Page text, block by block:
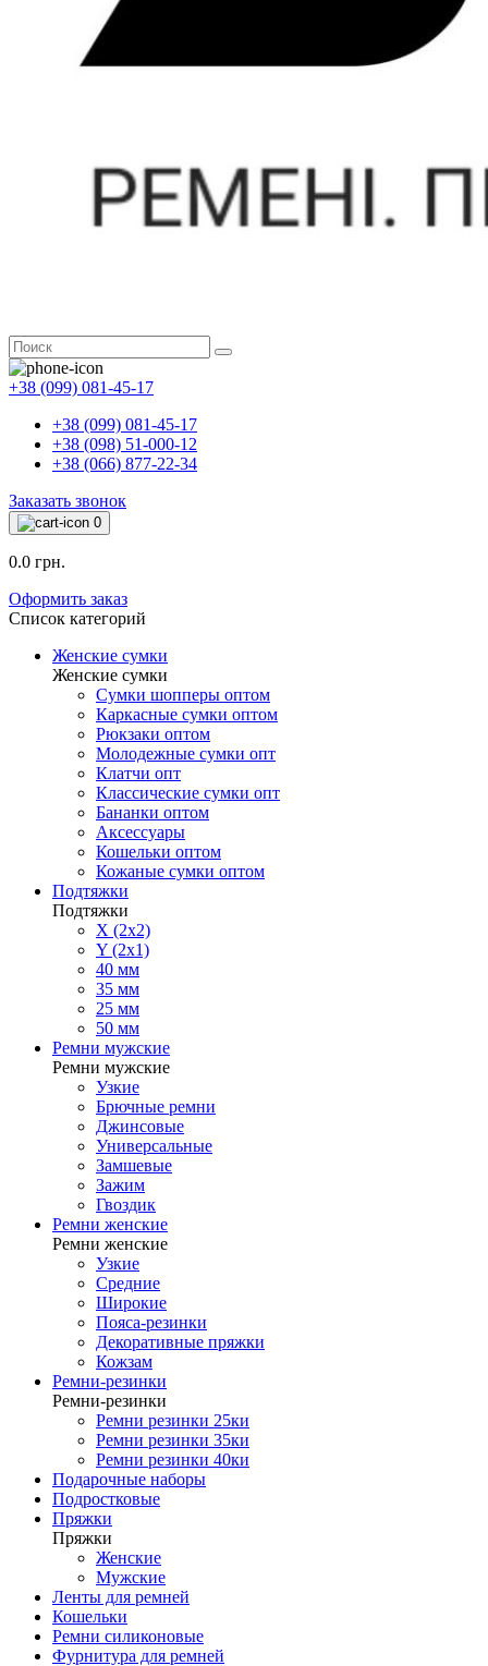
+38 (099) 081-45-17
+38 (099) 081-45-17
+38 (098) 51-000-12
+38 (066) 877-22-34
Заказать звонок
0
0.0 грн.
Оформить заказ
Список категорий
Женские сумки
Женские сумки
Сумки шопперы оптом
Каркасные сумки оптом
Рюкзаки оптом
Молодежные сумки опт
Клатчи опт
Классические сумки опт
Бананки оптом
Аксессуары
Кошельки оптом
Кожаные сумки оптом
Подтяжки
Подтяжки
X (2x2)
Y (2x1)
40 мм
35 мм
25 мм
50 мм
Ремни мужские
Ремни мужские
Узкие
Брючные ремни
Джинсовые
Универсальные
Замшевые
Зажим
Гвоздик
Ремни женские
Ремни женские
Узкие
Средние
Широкие
Пояса-резинки
Декоративные пряжки
Кожзам
Ремни-резинки
Ремни-резинки
Ремни резинки 25ки
Ремни резинки 35ки
Ремни резинки 40ки
Подарочные наборы
Подростковые
Пряжки
Пряжки
Женские
Мужские
Ленты для ремней
Кошельки
Ремни силиконовые
Фурнитура для ремней